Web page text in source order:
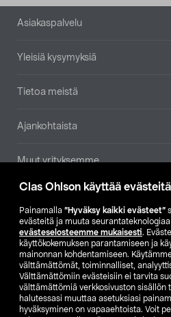
Clas Ohlson käyttää evästeitä
Painamalla ”Hyväksy kaikki evästeet”
evästeitä ja muuta
evästeselosteemme mukaisesti.
käyttökokemuksen parantamiseen ja
mainonnan kohdentamiseen.
välttämättömät, toiminnalliset,
Välttämättömiin evästeisiin ei tarvita
välttämättömiä verkkosivuston sisällön
halutessasi muuttaa asetuksiasi
hyväksyminen on vapaaehtoista. Voit
Alatunniste
Asiakaspalvelu
Yleisiä kysymyksiä
Tietoa meistä
Ajankohtaista
Muut yrityksemme
Etsi
SE NO
FI SV